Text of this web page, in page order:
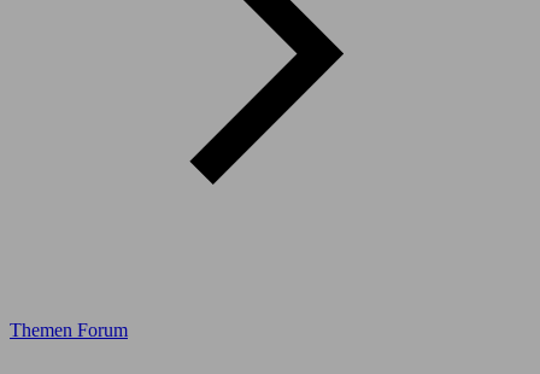
Themen Forum